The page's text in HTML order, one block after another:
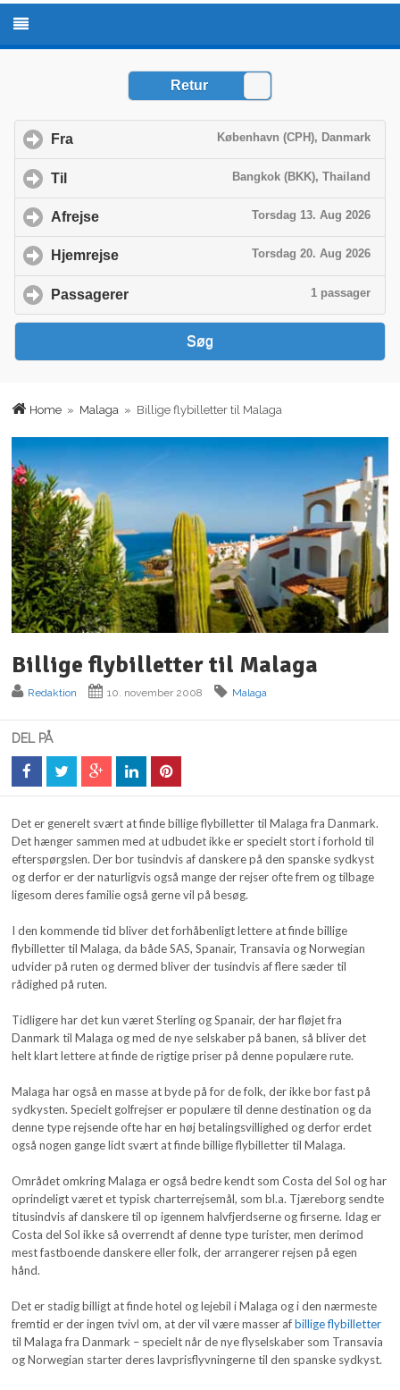
Home » Malaga » Billige flybilletter til Malaga
Billige flybilletter til Malaga
Redaktion 10. november 2008 Malaga
DEL PÅ
Det er generelt svært at finde billige flybilletter til Malaga fra Danmark.
Det hænger sammen med at udbudet ikke er specielt stort i forhold til
efterspørgslen. Der bor tusindvis af danskere på den spanske sydkyst
og derfor er der naturligvis også mange der rejser ofte frem og tilbage
ligesom deres familie også gerne vil på besøg.
I den kommende tid bliver det forhåbenligt lettere at finde billige
flybilletter til Malaga, da både SAS, Spanair, Transavia og Norwegian
udvider på ruten og dermed bliver der tusindvis af flere sæder til
rådighed på ruten.
Tidligere har det kun været Sterling og Spanair, der har fløjet fra
Danmark til Malaga og med de nye selskaber på banen, så bliver det
helt klart lettere at finde de rigtige priser på denne populære rute.
Malaga har også en masse at byde på for de folk, der ikke bor fast på
sydkysten. Specielt golfrejser er populære til denne destination og da
denne type rejsende ofte har en høj betalingsvillighed og derfor erdet
også nogen gange lidt svært at finde billige flybilletter til Malaga.
Området omkring Malaga er også bedre kendt som Costa del Sol og har
oprindeligt været et typisk charterrejsemål, som bl.a. Tjæreborg sendte
titusindvis af danskere til op igennem halvfjerdserne og firserne. Idag er
Costa del Sol ikke så overrendt af denne type turister, men derimod
mest fastboende danskere eller folk, der arrangerer rejsen på egen
hånd.
Det er stadig billigt at finde hotel og lejebil i Malaga og i den nærmeste
fremtid er der ingen tvivl om, at der vil være masser afbillige flybilletter
til Malaga fra Danmark – specielt når de nye flyselskaber som Transavia
og Norwegian starter deres lavprisflyvningerne til den spanske sydkyst.